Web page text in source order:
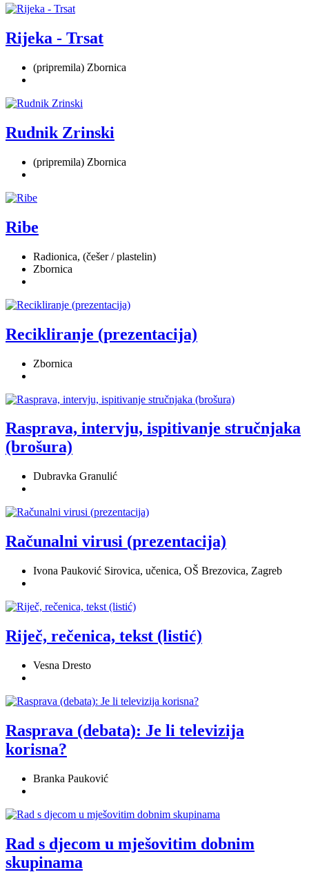
Rijeka - Trsat
(pripremila) Zbornica
Rudnik Zrinski
(pripremila) Zbornica
Ribe
Radionica, (češer / plastelin)
Zbornica
Recikliranje (prezentacija)
Zbornica
Rasprava, intervju, ispitivanje stručnjaka
(brošura)
Dubravka Granulić
Računalni virusi (prezentacija)
Ivona Pauković Sirovica, učenica, OŠ Brezovica, Zagreb
Riječ, rečenica, tekst (listić)
Vesna Dresto
Rasprava (debata): Je li televizija
korisna?
Branka Pauković
Rad s djecom u mješovitim dobnim
skupinama